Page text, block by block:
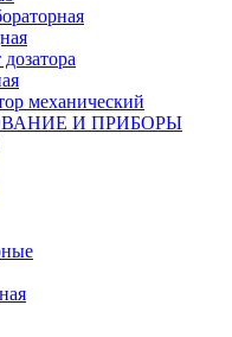
механический
И ПРИБОРЫ